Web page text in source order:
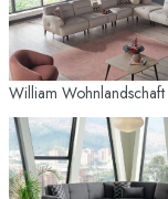
William Wohnlandschaft